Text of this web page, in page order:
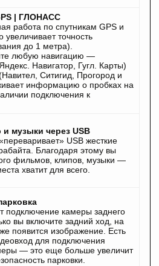
| ГЛОНАСС
работа по спутникам GPS и
точность
до 1 метра).
любую навигацию —
Навигатор, Гугл. Карты)
Ситигид, Прогород и
информацию о пробках на
подключения к
музыки через USB
USB жесткие
Благодаря этому вы
фильмов, клипов, музыки —
хватит для всего.
подключение камеры заднего
вы включите задний ход, на
появится изображение. Есть
для подключения
— это еще больше увеличит
парковки.